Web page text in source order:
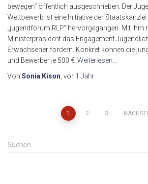
bewegen“ öffentlich ausgeschrieben. Der
Wettbewerb ist eine Initiative der
„jugendforum RLP“ hervorgegangen. Mit ihm
Ministerpräsident das Engagement
Erwachsener fördern. Konkret können die
und Bewerber je 500 € Weiterlesen…
Von Sonia Kison , vor 1 Jahr
Seitennummerierung
der
1 2 3
S
u
Suchen …